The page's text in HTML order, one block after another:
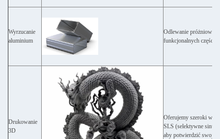
Wyrzucanie
aluminium
Odlewanie próżniowe
funkcjonalnych części
Drukowanie
3D
Oferujemy szeroki
SLS (selektywne
aby potwierdzić swoje